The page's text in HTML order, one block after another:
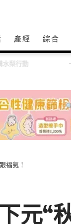
產經 綜合
行動
福氣！
元